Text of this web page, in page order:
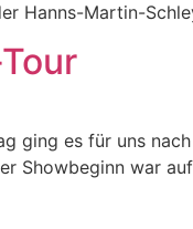
Hanns-Martin-
ging es für uns
Showbeginn war